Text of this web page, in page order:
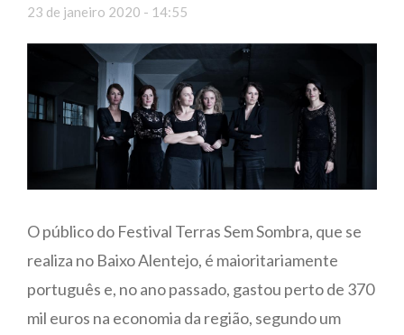
23 de janeiro 2020 - 14:55
O público do Festival Terras Sem Sombra, que se
realiza no Baixo Alentejo, é maioritariamente
português e, no ano passado, gastou perto de 370
mil euros na economia da região, segundo um